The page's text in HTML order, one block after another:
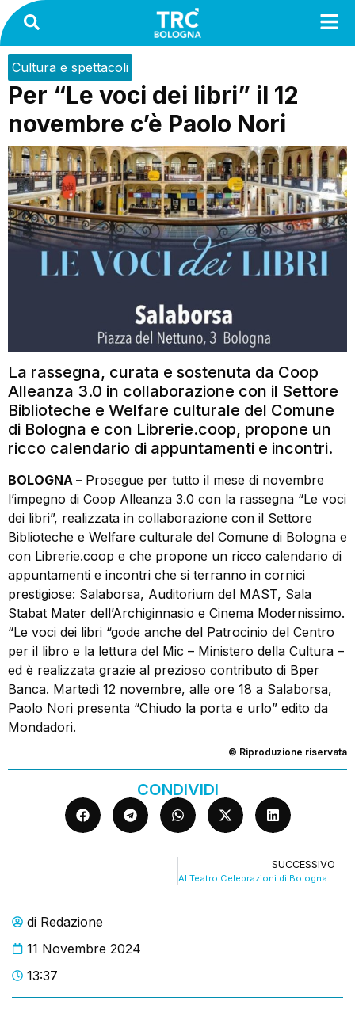
di Redazione
11 Novembre 2024
13:37
Cultura e spettacoli
Per “Le voci dei libri” il 12
novembre c’è Paolo Nori
La rassegna, curata e sostenuta da Coop
Alleanza 3.0 in collaborazione con il Settore
Biblioteche e Welfare culturale del Comune
di Bologna e con Librerie.coop, propone un
ricco calendario di appuntamenti e incontri.
BOLOGNA – Prosegue per tutto il mese di novembre
l’impegno di Coop Alleanza 3.0 con la rassegna “Le voci
dei libri”, realizzata in collaborazione con il Settore
Biblioteche e Welfare culturale del Comune di Bologna e
con Librerie.coop e che propone un ricco calendario di
appuntamenti e incontri che si terranno in cornici
prestigiose: Salaborsa, Auditorium del MAST, Sala
Stabat Mater dell’Archiginnasio e Cinema Modernissimo.
“Le voci dei libri “gode anche del Patrocinio del Centro
per il libro e la lettura del Mic – Ministero della Cultura –
ed è realizzata grazie al prezioso contributo di Bper
Banca. Martedì 12 novembre, alle ore 18 a Salaborsa,
Paolo Nori presenta “Chiudo la porta e urlo” edito da
Mondadori.
© Riproduzione riservata
CONDIVIDI
SUCCESSIVO
Al Teatro Celebrazioni di Bologna c’è Gioele Dix